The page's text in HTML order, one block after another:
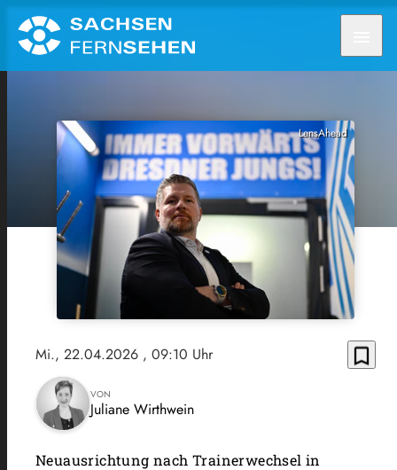
LensAhead
Mi., 22.04.2026 , 09:10 Uhr bookmark_border
VON
Juliane Wirthwein
Neuausrichtung nach Trainerwechsel in